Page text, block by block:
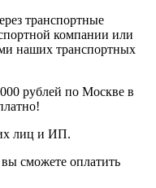
транспортные
компании или
наших транспортных
рублей по Москве в
лиц и ИП.
сможете оплатить